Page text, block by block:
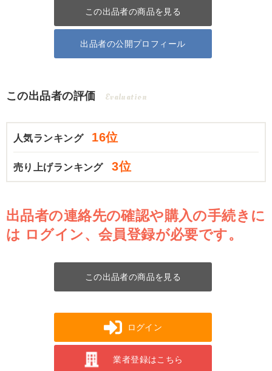
この出品者の商品を見る
出品者の公開プロフィール
この出品者の評価 Evaluation
人気ランキング 16位
売り上げランキング 3位
出品者の連絡先の確認や購入の手続きに
は ログイン、会員登録が必要です。
この出品者の商品を見る
ログイン
業者登録はこちら